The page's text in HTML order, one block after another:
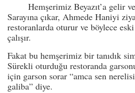
Hemşerimiz Beyazıt’a gelir ve
Sarayına çıkar, Ahmede Haniyi
restoranlarda oturur ve böylece eski
çalışır.
Fakat bu hemşerimiz bir tanıdık
Sürekli oturduğu restoranda
için garson sorar “amca sen
galiba” diye.